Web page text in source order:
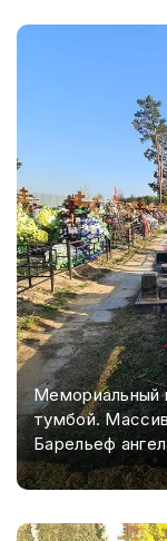
Мемориальный
тумбой.
Барельеф